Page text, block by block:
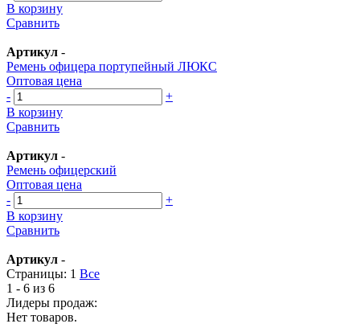
В корзину
Сравнить
Артикул -
Ремень офицера портупейный ЛЮКС
Оптовая цена
-
+
В корзину
Сравнить
Артикул -
Ремень офицерский
Оптовая цена
-
+
В корзину
Сравнить
Артикул -
Страницы: 1 Все
1 - 6 из 6
Лидеры продаж:
Нет товаров.